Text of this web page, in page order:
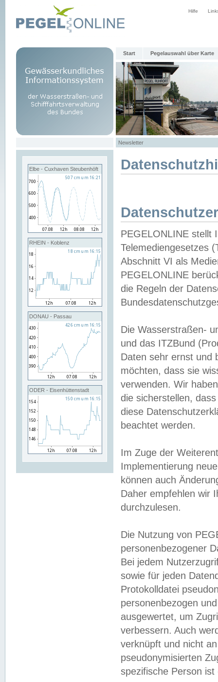
Hilfe
Start Pegelauswahl über Karte
Newsletter
Elbe - Cuxhaven Steubenhöft
RHEIN - Koblenz
DONAU - Passau
ODER - Eisenhüttenstadt
PEGELONLINE stellt
Telemediengesetzes
Abschnitt VI als
PEGELONLINE
die Regeln der
Die Wasserstraßen-
und das ITZBund
Daten sehr ernst und
möchten, dass sie
verwenden. Wir
die sicherstellen,
diese
beachtet werden.
Im Zuge der
Implementierung
können auch
Daher empfehlen wir
durchzulesen.
Die Nutzung von
personenbezogener
Bei jedem
sowie für jeden
Protokolldatei
personenbezogen
ausgewertet, um
verbessern. Auch
verknüpft und nicht
pseudonymisierten
spezifische Person